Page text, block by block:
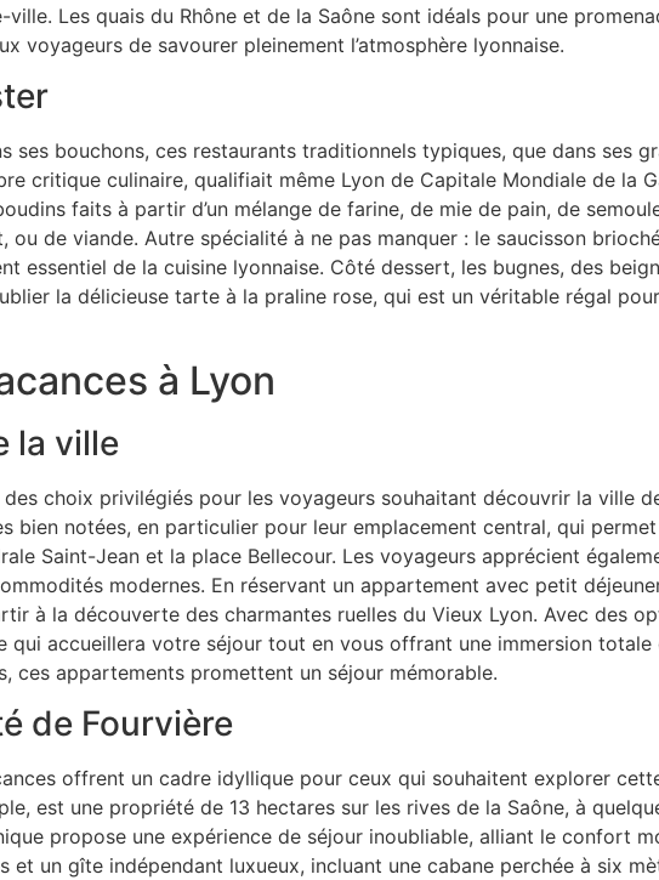
Les quais du Rhône et de la Saône sont idéals pour une
de savourer pleinement l’atmosphère lyonnaise.
bouchons, ces restaurants traditionnels typiques, que dans ses
critique culinaire, qualifiait même Lyon de Capitale Mondiale de la
faits à partir d’un mélange de farine, de mie de pain, de
de viande. Autre spécialité à ne pas manquer : le saucisson
essentiel de la cuisine lyonnaise. Côté dessert, les bugnes, des
la délicieuse tarte à la praline rose, qui est un véritable régal
à Lyon
la ville
choix privilégiés pour les voyageurs souhaitant découvrir la ville
bien notées, en particulier pour leur emplacement central, qui permet
Saint-Jean et la place Bellecour. Les voyageurs apprécient
modernes. En réservant un appartement avec petit
à la découverte des charmantes ruelles du Vieux Lyon. Avec des
accueillera votre séjour tout en vous offrant une immersion totale
ces appartements promettent un séjour mémorable.
de Fourvière
offrent un cadre idyllique pour ceux qui souhaitent explorer
est une propriété de 13 hectares sur les rives de la Saône, à
propose une expérience de séjour inoubliable, alliant le confort
et un gîte indépendant luxueux, incluant une cabane perchée à six